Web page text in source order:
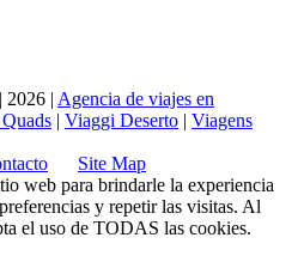
2026 | Agencia de viajes en
| Viaggi Deserto | Viagens
Site Map
web para brindarle la experiencia
y repetir las visitas. Al
el uso de TODAS las cookies.